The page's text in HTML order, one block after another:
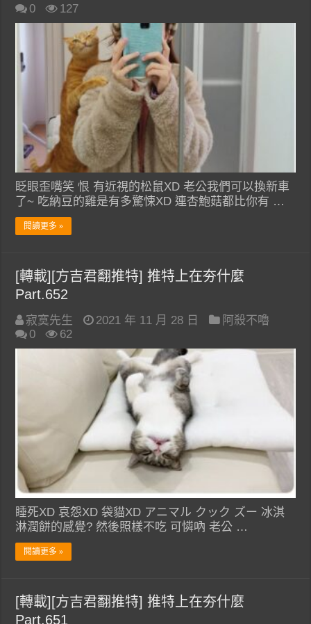
0
127
眨眼歪嘴笑 恨 有近視的松鼠XD 老公我們可以換新車
了~ 吃納豆的雞是有多驚悚XD 連杏鮑菇都比你有 …
閱讀更多 »
[轉載][方吉君翻推特] 推特上在夯什麼
Part.652
寂寞先生 2021 年 11 月 28 日
阿殺不嚕
0
62
睡死XD 哀怨XD 袋貓XD アニマル クック ズー 冰淇
淋潤餅的感覺? 然後照樣不吃 可憐吶 老公 …
閱讀更多 »
[轉載][方吉君翻推特] 推特上在夯什麼
Part.651